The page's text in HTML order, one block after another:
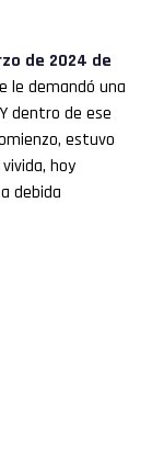
de 2024 de
le demandó una
dentro de ese
estuvo
hoy
debida